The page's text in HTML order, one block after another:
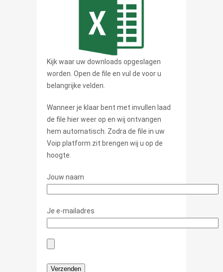
Kijk waar uw downloads opgeslagen
worden. Open de file en vul de voor u
belangrijke velden.
Wanneer je klaar bent met invullen laad
de file hier weer op en wij ontvangen
hem automatisch. Zodra de file in uw
Voip platform zit brengen wij u op de
hoogte.
Jouw naam
Je e-mailadres